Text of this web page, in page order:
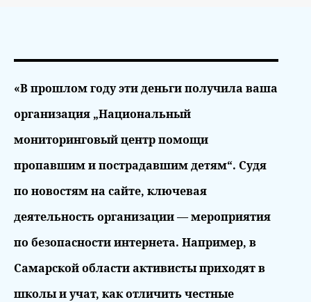
«В прошлом году эти деньги получила ваша
организация „Национальный
мониторинговый центр помощи
пропавшим и пострадавшим детям“. Судя
по новостям на сайте, ключевая
деятельность организации — мероприятия
по безопасности интернета. Например, в
Самарской области активисты приходят в
школы и учат, как отличить честные